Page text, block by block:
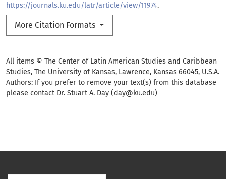
https://journals.ku.edu/latr/article/view/11974.
More Citation Formats
All items © The Center of Latin American Studies and Caribbean
Studies, The University of Kansas, Lawrence, Kansas 66045, U.S.A.
Authors: If you prefer to remove your text(s) from this database
please contact Dr. Stuart A. Day (day@ku.edu)